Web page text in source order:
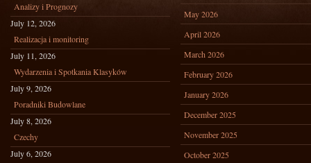
Analizy i Prognozy
July 12, 2026
Realizacja i monitoring
July 11, 2026
Wydarzenia i Spotkania Klasyków
July 9, 2026
Poradniki Budowlane
July 8, 2026
Czechy
July 6, 2026
May 2026
April 2026
March 2026
February 2026
January 2026
December 2025
November 2025
October 2025